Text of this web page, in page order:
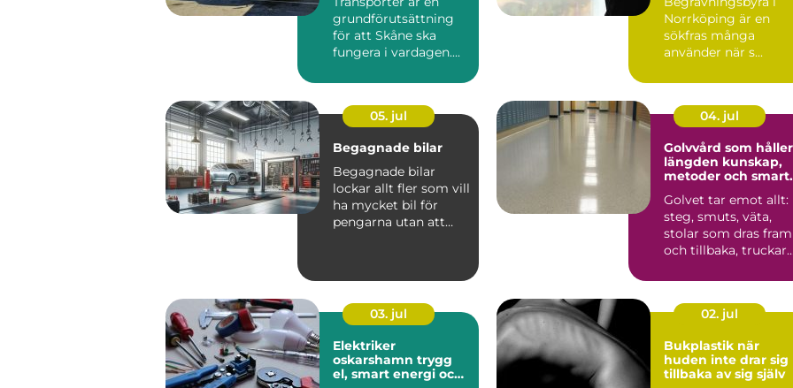
grundförutsättning
för att Skåne ska
fungera i vardagen....
Norrköping är en
sökfras många
använder när s...
05. jul
Begagnade bilar
Begagnade bilar
lockar allt fler som vill
ha mycket bil för
pengarna utan att
04. jul
Golvvård som
längden kunskap,
metoder och
Golvet tar emot allt:
steg, smuts, väta,
stolar som dras fram
och tillbaka, truckar
03. jul
Elektriker
oskarshamn trygg
el, smart energi och
02. jul
Bukplastik när
huden inte drar sig
tillbaka av sig själv